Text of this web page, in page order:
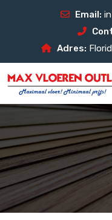
Email:
Adres: